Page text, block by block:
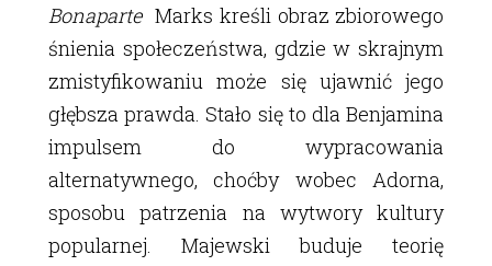
Bonaparte Marks kreśli obraz zbiorowego
śnienia społeczeństwa, gdzie w skrajnym
zmistyfikowaniu może się ujawnić jego
głębsza prawda. Stało się to dla Benjamina
impulsem do wypracowania
alternatywnego, choćby wobec Adorna,
sposobu patrzenia na wytwory kultury
popularnej. Majewski buduje teorię